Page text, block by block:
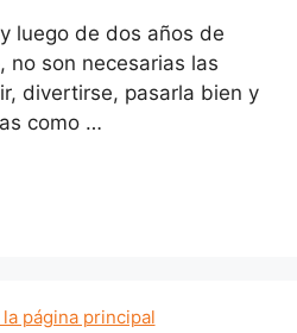
luego de dos años de
no son necesarias las
divertirse, pasarla bien y
como …
página principal